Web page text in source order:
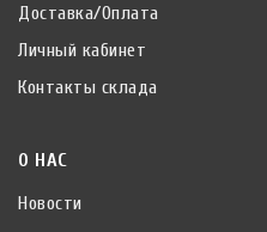
Доставка/Оплата
Личный кабинет
Контакты склада
О НАС
Новости